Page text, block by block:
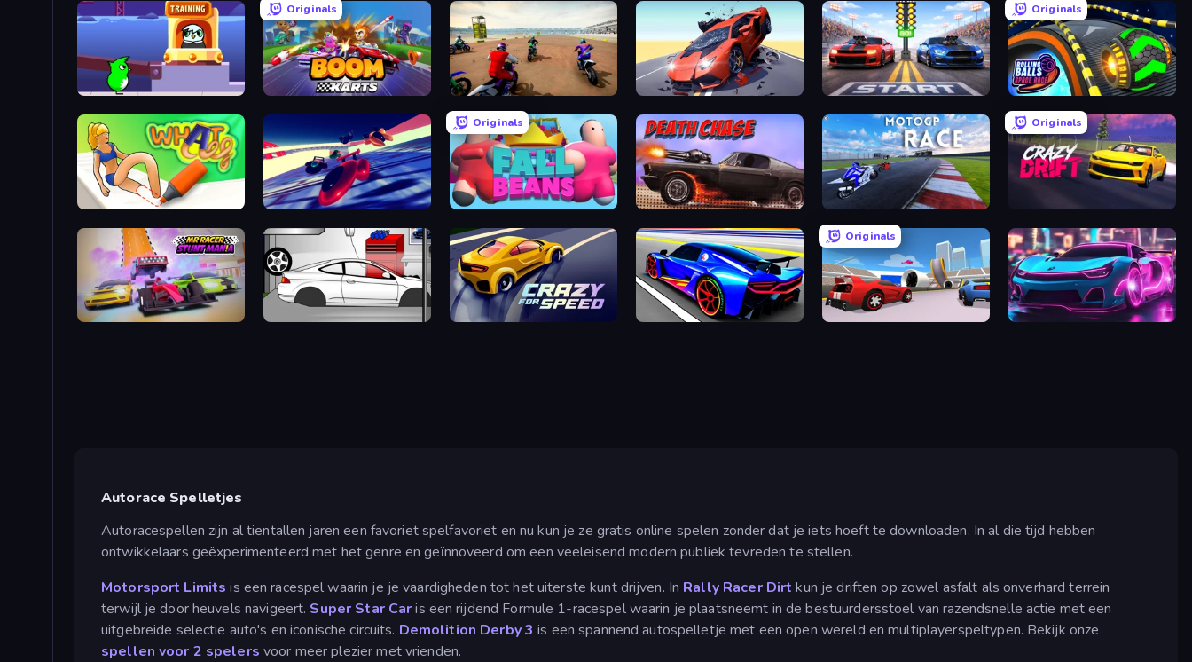
Duck Life: Space
Originals
Boom Karts Super MX - The Champion Hyper Cars Ramp Crash Street Racer 2
Originals
Rolling Balls Space Race
What a Leg Hyperspace Racers 3
Originals
Fall Beans Death Chase MotoGP: Motocross Race
Originals
MR RACER Stunt Mania Drag Racer V2 Crazy for Speed Cyber Cars Punk Racing
Originals
DashCraft.io Cyber Cars Punk Racing 2
Autorace Spelletjes
Autoracespellen zijn al tientallen jaren een favoriet spelfavoriet en nu kun je ze gratis online spelen zonder dat je iets hoeft te downloaden. In al die tijd hebben
ontwikkelaars geëxperimenteerd met het genre en geïnnoveerd om een veeleisend modern publiek tevreden te stellen.
Motorsport Limitsis een racespel waarin je je vaardigheden tot het uiterste kunt drijven. In Rally Racer Dirt kun je driften op zowel asfalt als onverhard terrein
terwijl je door heuvels navigeert. Super Star Caris een rijdend Formule 1-racespel waarin je plaatsneemt in de bestuurdersstoel van razendsnelle actie met een
uitgebreide selectie auto's en iconische circuits. Demolition Derby 3 is een spannend autospelletje met een open wereld en multiplayerspeltypen. Bekijk onze
spellen voor 2 spelers voor meer plezier met vrienden.